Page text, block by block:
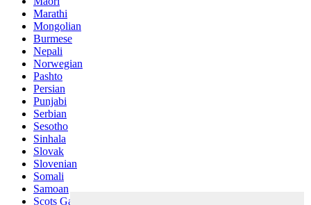
Marathi
Mongolian
Burmese
Nepali
Norwegian
Pashto
Persian
Punjabi
Serbian
Sesotho
Sinhala
Slovak
Slovenian
Somali
Samoan
Scots Gaelic